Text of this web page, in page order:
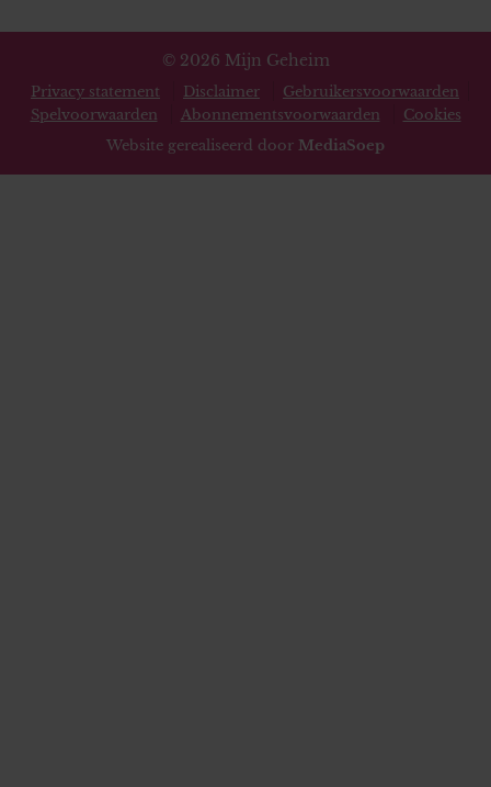
© 2026 Mijn Geheim
Privacy statement Disclaimer
Gebruikersvoorwaarden
Spelvoorwaarden
Abonnementsvoorwaarden
Cookies
Website gerealiseerd door MediaSoep